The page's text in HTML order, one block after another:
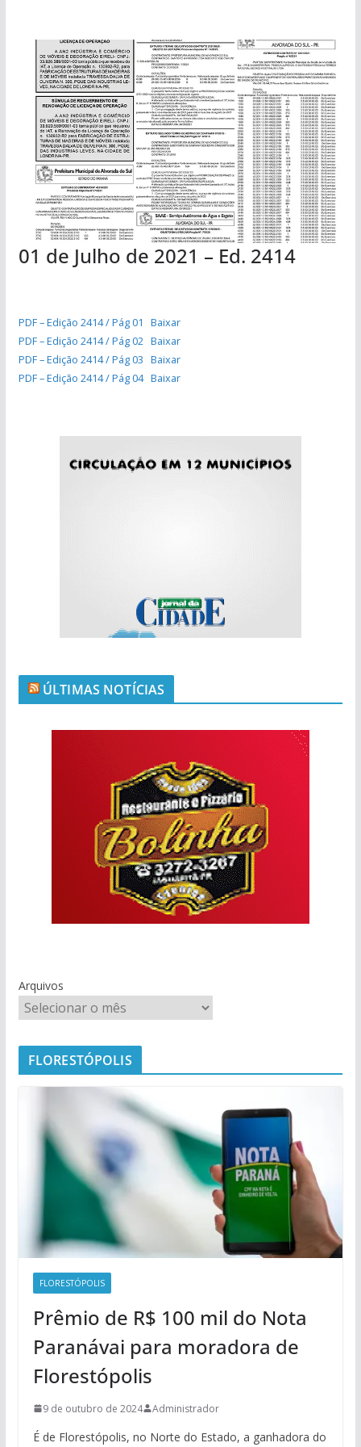
01 de Julho de 2021 – Ed. 2414
PDF – Edição 2414 / Pág 01
Baixar
PDF – Edição 2414 / Pág 02 Baixar
PDF – Edição 2414 / Pág 03 Baixar
PDF – Edição 2414 / Pág 04 Baixar
ÚLTIMAS NOTÍCIAS
Arquivos
FLORESTÓPOLIS
FLORESTÓPOLIS
Prêmio de R$ 100 mil do Nota
Paranávai para moradora de
Florestópolis
9 de outubro de 2024 Administrador
É de Florestópolis, no Norte do Estado, a ganhadora do